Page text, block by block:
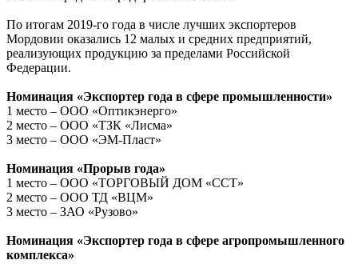
По итогам 2019-го года в числе лучших экспортеров
Мордовии оказались 12 малых и средних предприятий,
реализующих продукцию за пределами Российской
Федерации.
Номинация «Экспортер года в сфере промышленности»
1 место – ООО «Оптикэнерго»
2 место – ООО «ТЗК «Лисма»
3 место – ООО «ЭМ-Пласт»
Номинация «Прорыв года»
1 место – ООО «ТОРГОВЫЙ ДОМ «ССТ»
2 место – ООО ТД «ВЦМ»
3 место – ЗАО «Рузово»
Номинация «Экспортер года в сфере агропромышленного
комплекса»